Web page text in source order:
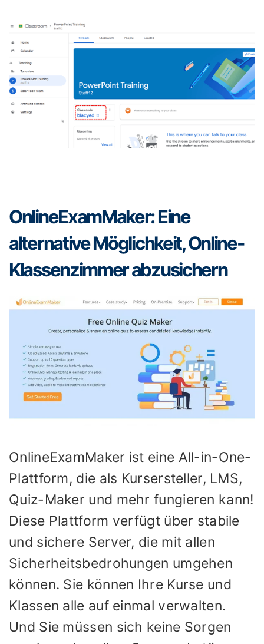
OnlineExamMaker: Eine
alternative Möglichkeit, Online-
Klassenzimmer abzusichern
OnlineExamMaker ist eine All-in-One-
Plattform, die als Kursersteller, LMS,
Quiz-Maker und mehr fungieren kann!
Diese Plattform verfügt über stabile
und sichere Server, die mit allen
Sicherheitsbedrohungen umgehen
können. Sie können Ihre Kurse und
Klassen alle auf einmal verwalten.
Und Sie müssen sich keine Sorgen